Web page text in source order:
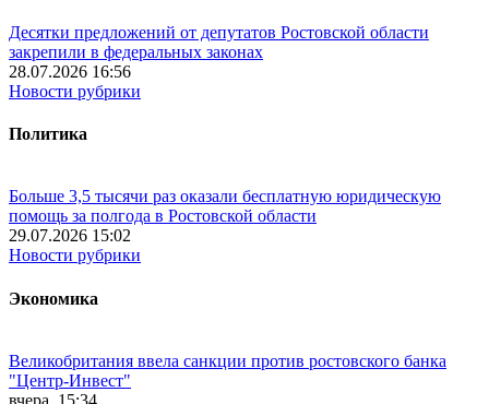
Десятки предложений от депутатов Ростовской области
закрепили в федеральных законах
28.07.2026 16:56
Новости рубрики
Политика
Больше 3,5 тысячи раз оказали бесплатную юридическую
помощь за полгода в Ростовской области
29.07.2026 15:02
Новости рубрики
Экономика
Великобритания ввела санкции против ростовского банка
"Центр-Инвест"
вчера, 15:34